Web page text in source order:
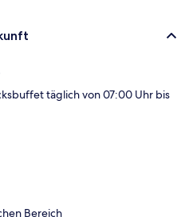
täglich von 07:00 Uhr bis
Bereich